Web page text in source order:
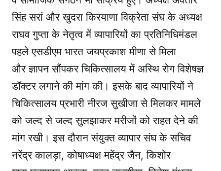
सिंह सरां और खुदरा किरयाणा विक्रेता संघ के अध्यक्ष
राघव गुप्ता के नेतृत्व में व्यापारियों का प्रतिनिधिमंडल
पहले एसडीएम भारत जयप्रकाश मीणा से मिला
और ज्ञापन सौंपकर चिकित्सालय में अस्थि रोग विशेषज्ञ
डॉक्टर लगाने की मांग की। इसके बाद व्यापारियों ने
चिकित्सालय प्रभारी नीरज सुखीजा से मिलकर मामले
को जल्द से जल्द सुलझाकर मरीजों को राहत देने की
मांग रखी। इस दौरान संयुक्त व्यापार संघ के सचिव
नरेंद्र कालड़ा, कोषाध्यक्ष महेंद्र जैन, किशोर